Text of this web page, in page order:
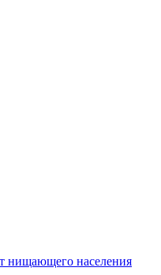
нищающего населения